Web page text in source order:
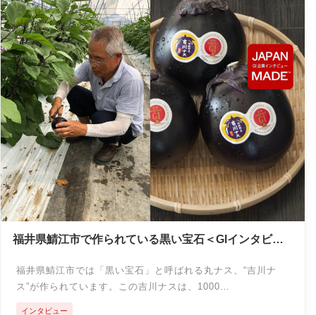
福井県鯖江市で作られている黒い宝石＜GIインタビュ
福井県鯖江市では「黒い宝石」と呼ばれる丸ナス、“吉川ナ
ス”が作られています。この吉川ナスは、1000…
インタビュー